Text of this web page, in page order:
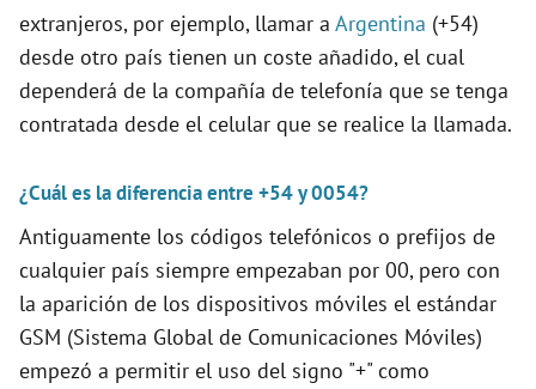
extranjeros, por ejemplo, llamar a Argentina (+54)
desde otro país tienen un coste añadido, el cual
dependerá de la compañía de telefonía que se tenga
contratada desde el celular que se realice la llamada.
¿Cuál es la diferencia entre +54 y 0054?
Antiguamente los códigos telefónicos o prefijos de
cualquier país siempre empezaban por 00, pero con
la aparición de los dispositivos móviles el estándar
GSM (Sistema Global de Comunicaciones Móviles)
empezó a permitir el uso del signo "+" como